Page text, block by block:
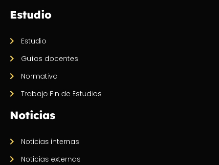
Estudio
Estudio
Guías docentes
Normativa
Trabajo Fin de Estudios
Noticias
Noticias internas
Noticias externas